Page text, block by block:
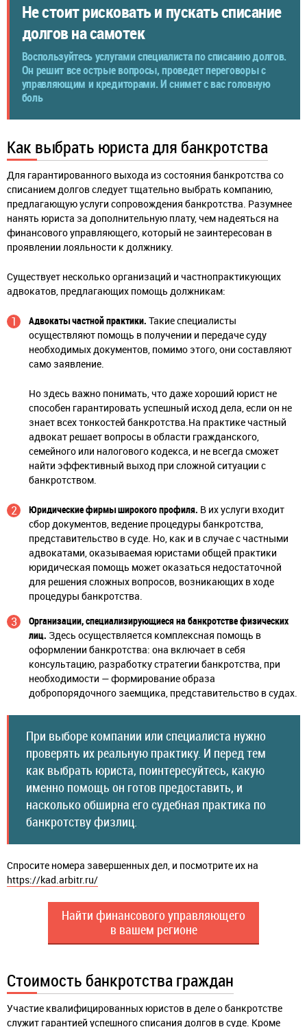
Не стоит рисковать и пускать списание
долгов на самотек
Воспользуйтесь услугами специалиста по списанию долгов.
Он решит все острые вопросы, проведет переговоры с
управляющим и кредиторами. И снимет с вас головную
боль
Как выбрать юриста для банкротства
Для гарантированного выхода из состояния банкротства со
списанием долгов следует тщательно выбрать компанию,
предлагающую услуги сопровождения банкротства. Разумнее
нанять юриста за дополнительную плату, чем надеяться на
финансового управляющего, который не заинтересован в
проявлении лояльности к должнику.
Существует несколько организаций и частнопрактикующих
адвокатов, предлагающих помощь должникам:
Адвокаты частной практики. Такие специалисты
осуществляют помощь в получении и передаче суду
необходимых документов, помимо этого, они составляют
само заявление.
Но здесь важно понимать, что даже хороший юрист не
способен гарантировать успешный исход дела, если он не
знает всех тонкостей банкротства.На практике частный
адвокат решает вопросы в области гражданского,
семейного или налогового кодекса, и не всегда сможет
найти эффективный выход при сложной ситуации с
банкротством.
Юридические фирмы широкого профиля. В их услуги входит
сбор документов, ведение процедуры банкротства,
представительство в суде. Но, как и в случае с частными
адвокатами, оказываемая юристами общей практики
юридическая помощь может оказаться недостаточной
для решения сложных вопросов, возникающих в ходе
процедуры банкротства.
Организации, специализирующиеся на банкротстве физических
лиц. Здесь осуществляется комплексная помощь в
оформлении банкротства: она включает в себя
консультацию, разработку стратегии банкротства, при
необходимости — формирование образа
добропорядочного заемщика, представительство в судах.
При выборе компании или специалиста нужно
проверять их реальную практику. И перед тем
как выбрать юриста, поинтересуйтесь, какую
именно помощь он готов предоставить, и
насколько обширна его судебная практика по
банкротству физлиц.
Спросите номера завершенных дел, и посмотрите их на
https://kad.arbitr.ru/
Найти финансового управляющего
в вашем регионе
Стоимость банкротства граждан
Участие квалифицированных юристов в деле о банкротстве
служит гарантией успешного списания долгов в суде. Кроме